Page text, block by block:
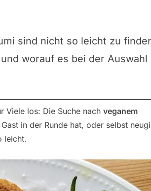
sind nicht so leicht zu
worauf es bei der Auswahl
Viele los: Die Suche nach veganem
in der Runde hat, oder selbst
leicht.